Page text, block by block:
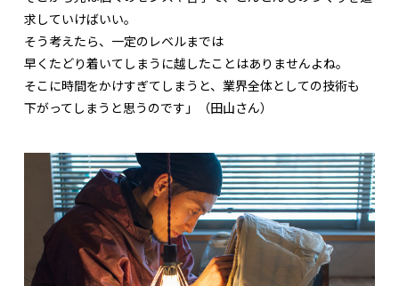
求していけばいい。
そう考えたら、一定のレベルまでは
早くたどり着いてしまうに越したことはありませんよね。
そこに時間をかけすぎてしまうと、業界全体としての技術も
下がってしまうと思うのです」（田山さん）